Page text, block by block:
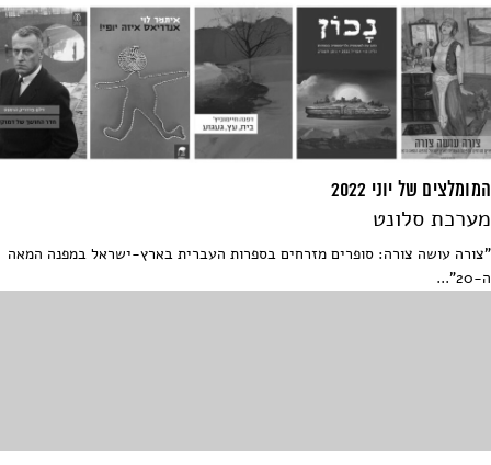
המומלצים של יוני 2022
מערכת סלונט
"צורה עושה צורה: סופרים מזרחים בספרות העברית בארץ-ישראל במפנה המאה
ה-20"...